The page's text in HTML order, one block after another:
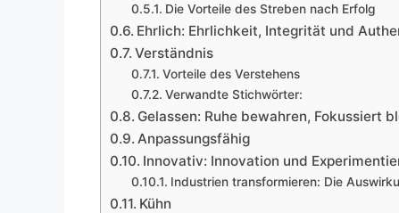
Die Vorteile des Streben nach Erfolg
Ehrlich: Ehrlichkeit, Integrität und
Verständnis
Vorteile des Verstehens
Verwandte Stichwörter:
Gelassen: Ruhe bewahren, Fokussiert
Anpassungsfähig
Innovativ: Innovation und
Industrien transformieren: Die
Kühn